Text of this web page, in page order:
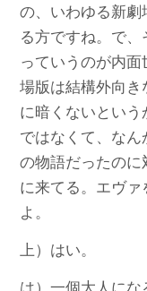
の、いわゆる新劇
る方ですね。で
っていうのが内
場版は結構外向
に暗くないとい
ではなくて、な
の物語だったの
に来てる。エヴ
よ。
上）はい。
は）一個大人に